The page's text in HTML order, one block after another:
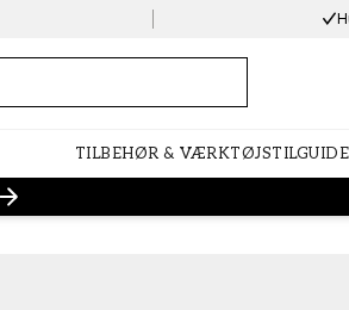
TILBEHØR & VÆRKTØJSTILGUIDE